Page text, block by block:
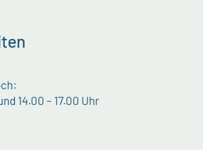
14.00 – 17.00 Uhr